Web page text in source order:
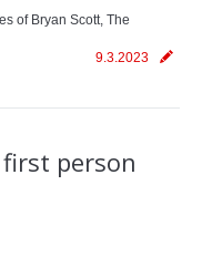
of Bryan Scott, The
9.3.2023
person